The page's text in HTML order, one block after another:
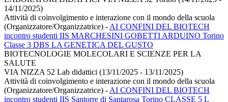
14/11/2025)
Attività di coinvolgimento e interazione con il mondo della scuola
(Organizzatore/Organizzatrice) - AI CONFINI DEL BIOTECH
incontro studenti IIS MARCHESINI GOBETTI ARDUINO Torino
Classe 3 DBS LA GENETICA DEL GUSTO
BIOTECNOLOGIE MOLECOLARI E SCIENZE PER LA
SALUTE
VIA NIZZA 52 Lab didattici (13/11/2025 - 13/11/2025)
Attività di coinvolgimento e interazione con il mondo della scuola
(Organizzatore/Organizzatrice) - AI CONFINI DEL BIOTECH
incontro studenti IIS Santorre di Santarosa Torino CLASSE 5 L